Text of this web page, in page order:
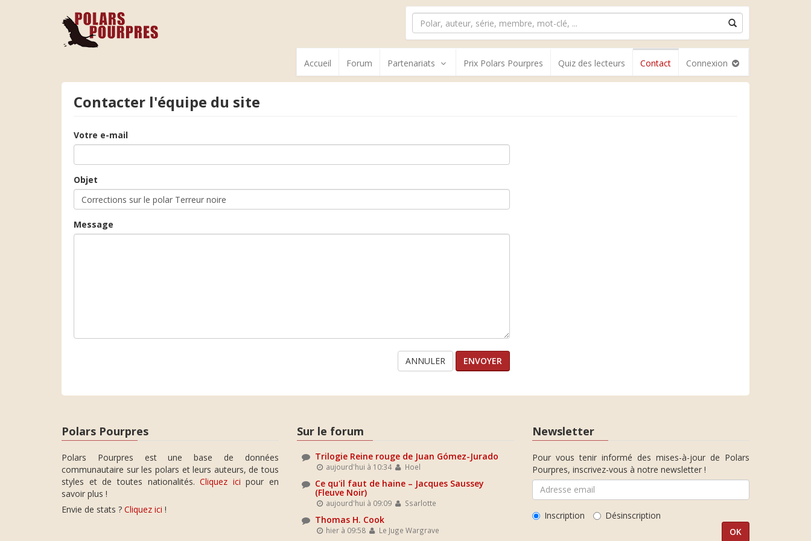
Accueil Forum Partenariats Prix Polars Pourpres Quiz des lecteurs Contact Connexion
Contacter l'équipe du site
Votre e-mail
Objet
Message
ANNULER
Polars Pourpres
Polars Pourpres est une base de données
communautaire sur les polars et leurs auteurs, de tous
styles et de toutes nationalités.Cliquez ici pour en
savoir plus !
Envie de stats ? Cliquez ici !
Sur le forum
Trilogie Reine rouge de Juan Gómez-Jurado
aujourd'hui à 10:34 Hoel
Ce qu'il faut de haine – Jacques Saussey
(Fleuve Noir)
aujourd'hui à 09:09 Ssarlotte
Thomas H. Cook
hier à 09:58 Le Juge Wargrave
Newsletter
Pour vous tenir informé des mises-à-jour de Polars
Pourpres, inscrivez-vous à notre newsletter !
Inscription Désinscription